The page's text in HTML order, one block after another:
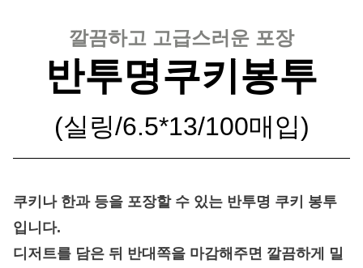
깔끔하고 고급스러운 포장
반투명쿠키봉투
(실링/6.5*13/100매입)
쿠키나 한과 등을 포장할 수 있는 반투명 쿠키 봉투
입니다.
디저트를 담은 뒤 반대쪽을 마감해주면 깔끔하게 밀